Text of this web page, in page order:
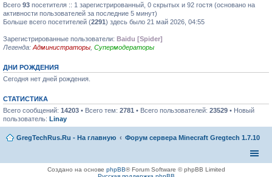
Всего 93 посетителя :: 1 зарегистрированный, 0 скрытых и 92 гостя (основано на
активности пользователей за последние 5 минут)
Больше всего посетителей (2291) здесь было 21 май 2026, 04:55
Зарегистрированные пользователи: Baidu [Spider]
Легенда: Администраторы Супермодераторы
ДНИ РОЖДЕНИЯ
Сегодня нет дней рождения.
СТАТИСТИКА
Всего сообщений: 14203 • Всего тем: 2781 • Всего пользователей: 23529 • Новый
пользователь: Linay
GregTechRus.Ru - На главную Форум сервера Minecraft Gregtech 1.7.10
Создано на основе phpBB® Forum Software © phpBB Limited